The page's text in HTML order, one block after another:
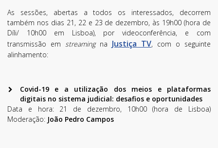
As sessões, abertas a todos os interessados, decorrem
também nos dias 21, 22 e 23 de dezembro, às 19h00 (hora de
Díli/ 10h00 em Lisboa), por videoconferência, e com
transmissão em
streamingna Justiça TV, com o seguinte
alinhamento:
Covid-19 e a utilização dos meios e plataformas
digitais no sistema judicial: desafios e oportunidades
Data e hora: 21 de dezembro, 10h00 (hora de Lisboa)
Moderação: João Pedro Campos